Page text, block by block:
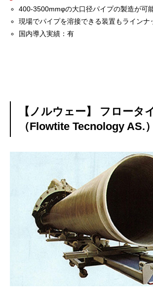
400-3500mmφの大口径パイプの製造が可
現場でパイプを溶接できる装置もラインナ
国内導入実績：有
【ノルウェー】 フロータ
（Flowtite Tecnology AS.）